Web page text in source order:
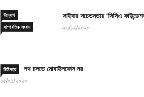
উদ্যোগ
সাম্প্রতিক সংবাদ
সাইবার সচেতনতায় ‘সিসিএ
২৩/১২/২০২০
চিঠিপত্র পথ চলতে মোবাইলফোন নয়
১৫/০১/২০২০